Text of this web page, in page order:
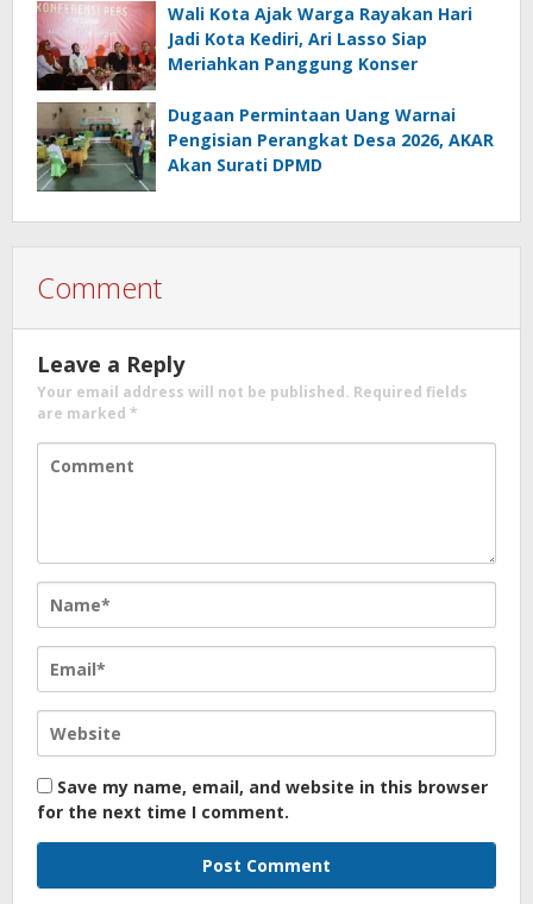
Wali Kota Ajak Warga Rayakan Hari
Jadi Kota Kediri, Ari Lasso Siap
Meriahkan Panggung Konser
Dugaan Permintaan Uang Warnai
Pengisian Perangkat Desa 2026, AKAR
Akan Surati DPMD
Comment
Leave a Reply
Your email address will not be published. Required fields
are marked *
Save my name, email, and website in this browser
for the next time I comment.